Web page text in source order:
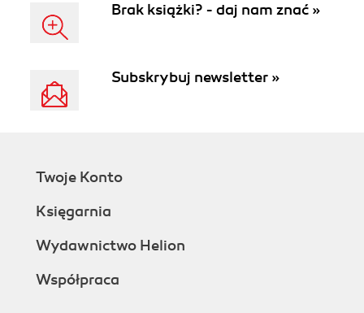
Brak książki? - daj nam znać »
Subskrybuj newsletter »
Twoje Konto
Księgarnia
Wydawnictwo Helion
Współpraca